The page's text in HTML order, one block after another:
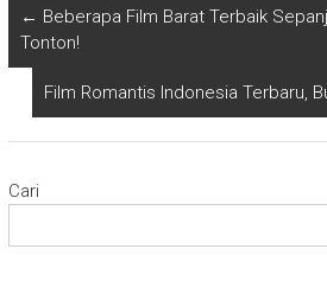
← Beberapa Film Barat Terbaik
Tonton!
Film Romantis Indonesia Terbaru,
Cari